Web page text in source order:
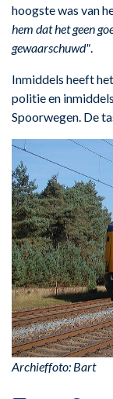
hoogste was van
hem dat het geen
gewaarschuwd".
Inmiddels heeft
politie en
Spoorwegen. De
Archieffoto: Bart